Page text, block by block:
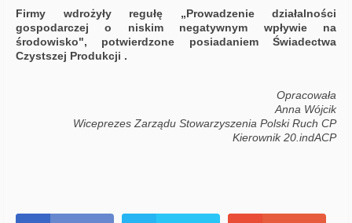
Firmy wdrożyły regułę „Prowadzenie działalności
gospodarczej o niskim negatywnym wpływie na
środowisko", potwierdzone posiadaniem Świadectwa
Czystszej Produkcji .
Opracowała
Anna Wójcik
Wiceprezes Zarządu Stowarzyszenia Polski Ruch CP
Kierownik 20.indACP